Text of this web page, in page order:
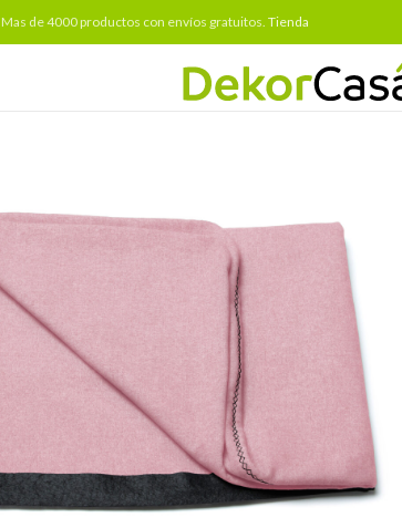
Mas de 4000 productos con envíos gratuitos. Tienda